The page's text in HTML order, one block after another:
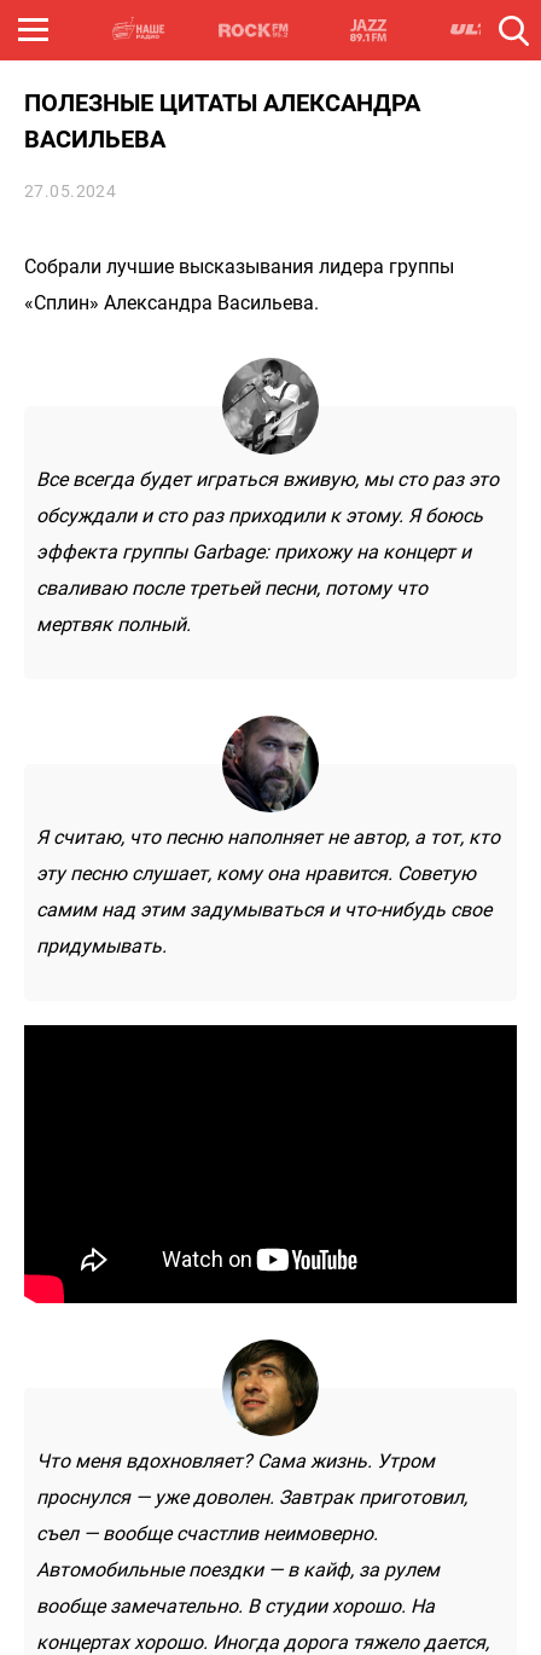
ПОЛЕЗНЫЕ ЦИТАТЫ АЛЕКСАНДРА
ВАСИЛЬЕВА
27.05.2024
Собрали лучшие высказывания лидера группы
«Сплин» Александра Васильева.
Все всегда будет играться вживую, мы сто раз это
обсуждали и сто раз приходили к этому. Я боюсь
эффекта группы Garbage: прихожу на концерт и
сваливаю после третьей песни, потому что
мертвяк полный.
Я считаю, что песню наполняет не автор, а тот, кто
эту песню слушает, кому она нравится. Советую
самим над этим задумываться и что-нибудь свое
придумывать.
Что меня вдохновляет? Сама жизнь. Утром
проснулся — уже доволен. Завтрак приготовил,
съел — вообще счастлив неимоверно.
Автомобильные поездки — в кайф, за рулем
вообще замечательно. В студии хорошо. На
концертах хорошо. Иногда дорога тяжело дается,